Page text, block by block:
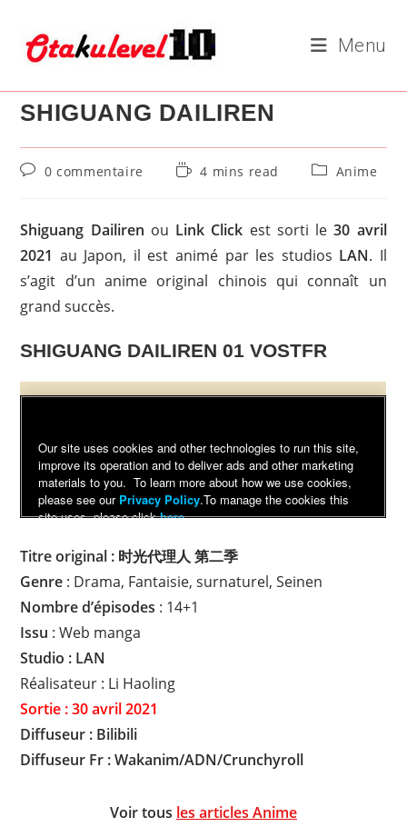
content
Menu
SHIGUANG DAILIREN
Commentaires
publication :
0 commentaire
Temps4 mins read
PostAnime
Shiguang Dailiren ou Link Click est sorti le30 avril
2021 au Japon, il est animé par les studios LAN. Il
s’agit d’un anime original chinois qui connaît un
grand succès.
SHIGUANG DAILIREN 01 VOSTFR
Titre original : 时光代理人 第二季
Genre : Drama, Fantaisie, surnaturel, Seinen
Nombre d’épisodes : 14+1
Issu : Web manga
Studio : LAN
Réalisateur : Li Haoling
Sortie : 30 avril 2021
Diffuseur : Bilibili
Diffuseur Fr : Wakanim/ADN/Crunchyroll
Voir tous les articles Anime